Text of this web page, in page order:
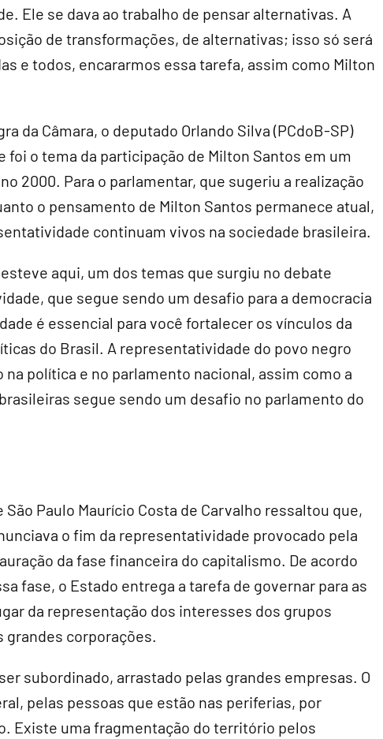
Ele se dava ao trabalho de pensar alternativas. A
de transformações, de alternativas; isso só será
e todos, encararmos essa tarefa, assim como Milton
da Câmara, o deputado Orlando Silva (PCdoB-SP)
o tema da participação de Milton Santos em um
2000. Para o parlamentar, que sugeriu a realização
o pensamento de Milton Santos permanece atual,
continuam vivos na sociedade brasileira.
aqui, um dos temas que surgiu no debate
que segue sendo um desafio para a democracia
é essencial para você fortalecer os vínculos da
do Brasil. A representatividade do povo negro
política e no parlamento nacional, assim como a
segue sendo um desafio no parlamento do
Paulo Maurício Costa de Carvalho ressaltou que,
o fim da representatividade provocado pela
da fase financeira do capitalismo. De acordo
fase, o Estado entrega a tarefa de governar para as
da representação dos interesses dos grupos
grandes corporações.
subordinado, arrastado pelas grandes empresas. O
pelas pessoas que estão nas periferias, por
Existe uma fragmentação do território pelos